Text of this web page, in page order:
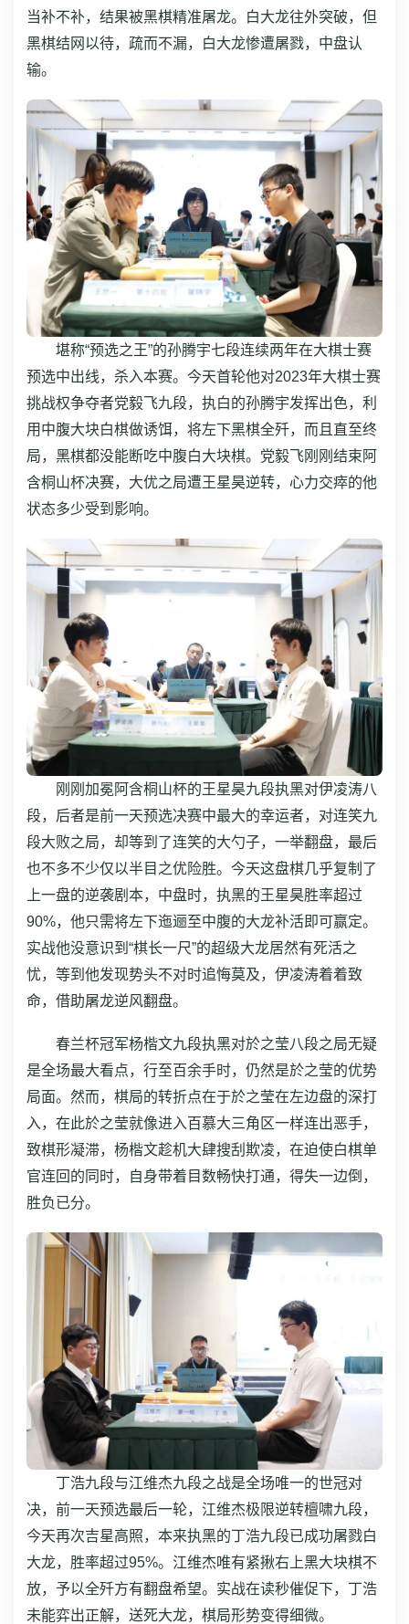
当补不补，结果被黑棋精准屠龙。白大龙往外突破，但
黑棋结网以待，疏而不漏，白大龙惨遭屠戮，中盘认
输。
堪称“预选之王”的孙腾宇七段连续两年在大棋士赛
预选中出线，杀入本赛。今天首轮他对2023年大棋士赛
挑战权争夺者党毅飞九段，执白的孙腾宇发挥出色，利
用中腹大块白棋做诱饵，将左下黑棋全歼，而且直至终
局，黑棋都没能断吃中腹白大块棋。党毅飞刚刚结束阿
含桐山杯决赛，大优之局遭王星昊逆转，心力交瘁的他
状态多少受到影响。
刚刚加冕阿含桐山杯的王星昊九段执黑对伊凌涛八
段，后者是前一天预选决赛中最大的幸运者，对连笑九
段大败之局，却等到了连笑的大勺子，一举翻盘，最后
也不多不少仅以半目之优险胜。今天这盘棋几乎复制了
上一盘的逆袭剧本，中盘时，执黑的王星昊胜率超过
90%，他只需将左下迤逦至中腹的大龙补活即可赢定。
实战他没意识到“棋长一尺”的超级大龙居然有死活之
忧，等到他发现势头不对时追悔莫及，伊凌涛着着致
命，借助屠龙逆风翻盘。
春兰杯冠军杨楷文九段执黑对於之莹八段之局无疑
是全场最大看点，行至百余手时，仍然是於之莹的优势
局面。然而，棋局的转折点在于於之莹在左边盘的深打
入，在此於之莹就像进入百慕大三角区一样连出恶手，
致棋形凝滞，杨楷文趁机大肆搜刮欺凌，在迫使白棋单
官连回的同时，自身带着目数畅快打通，得失一边倒，
胜负已分。
丁浩九段与江维杰九段之战是全场唯一的世冠对
决，前一天预选最后一轮，江维杰极限逆转檀啸九段，
今天再次吉星高照，本来执黑的丁浩九段已成功屠戮白
大龙，胜率超过95%。江维杰唯有紧揪右上黑大块棋不
放，予以全歼方有翻盘希望。实战在读秒催促下，丁浩
未能弈出正解，送死大龙，棋局形势变得细微。